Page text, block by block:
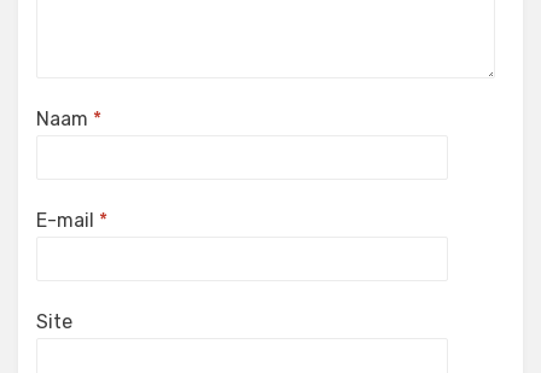
Naam *
E-mail *
Site